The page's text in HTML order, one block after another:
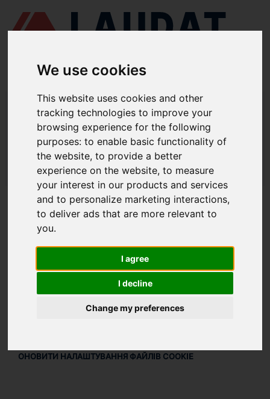
We use cookies
This website uses cookies and other
tracking technologies to improve your
browsing experience for the following
purposes:to enable basic functionality of
the website,to provide a better
experience on the website,to measure
your interest in our products and services
and to personalize marketing interactions,
to deliver ads that are more relevant to
you.
I agree
I decline
Change my preferences
LAUDAT SUPPLY/СУДНОВІ НАСОСИ/ DESMI - S 80-70-220
LAUDAT SUPPLY - ЗАПЧАСТИНИ ДЛЯ
DESMI S 80-70-220
LAUDAT SUPPLY /СУДНОВІ НАСОСИ/ DESMI - S 80-70-220
ПРО НАС
ПРО НАС
ПРАВОВА ІНФОРМАЦІЯ
ПРАВОВА ІНФОРМАЦІЯ
ПОЛІТИКА КОНФІДЕНЦІЙНОСТІ
ОНОВИТИ НАЛАШТУВАННЯ ФАЙЛІВ COOKIE